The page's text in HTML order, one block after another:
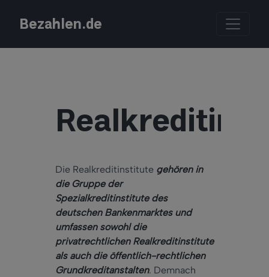
Bezahlen.de
Die Realkreditinstitute gehören in
die Gruppe der
Spezialkreditinstitute des
deutschen Bankenmarktes und
umfassen sowohl die
privatrechtlichen Realkreditinstitute
als auch die öffentlich-rechtlichen
Grundkreditanstalten. Demnach